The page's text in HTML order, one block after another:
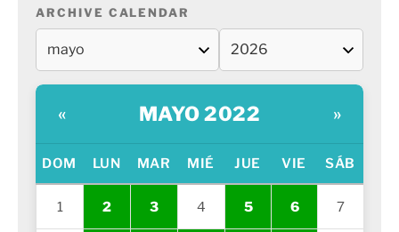
ARCHIVE CALENDAR
« MAYO 2022 »
DOM LUN MAR MIÉ JUE VIE SÁB
1 2 3 4 5 6 7